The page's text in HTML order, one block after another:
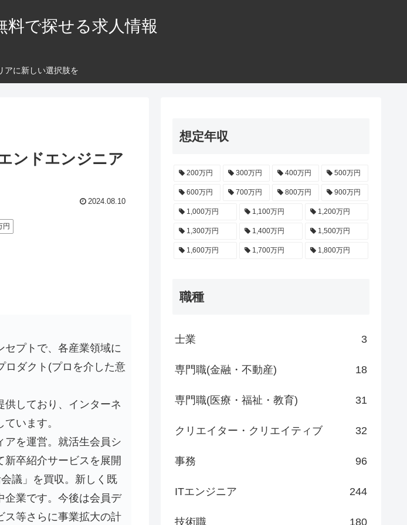
料で探せる求人情報
アに新しい選択肢を
ンドエンジニア
2024.08.10
円
プトで、各産業領域に
ロダクト(プロを介した意
しており、インターネ
います。
アを運営。就活生会員シ
新卒紹介サービスを展開
議」を買収。新しく既
企業です。今後は会員デ
ス等さらに事業拡大の計
想定年収
200万円 300万円 400万円 500万円
600万円 700万円 800万円 900万円
1,000万円 1,100万円 1,200万円
1,300万円 1,400万円 1,500万円
1,600万円 1,700万円 1,800万円
職種
士業 3
専門職(金融・不動産) 18
専門職(医療・福祉・教育) 31
クリエイター・クリエイティブ 32
事務 96
ITエンジニア 244
技術職 180